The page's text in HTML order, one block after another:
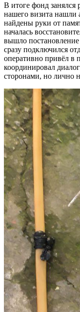
В итоге фонд занялся
нашего визита нашли
найдены руки от
началась
вышло
сразу подключился
оперативно привёл в
координировал
сторонами, но лично